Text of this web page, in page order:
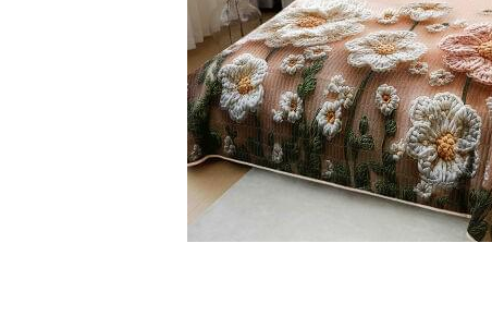
Lenjerii De Pat Creponate
Lenjerii De Pat Bumbac Poplin 2
Lenjerii De Pat Bumbac Poplin,
Lenjerii De Pat Bumbac Satinat 2